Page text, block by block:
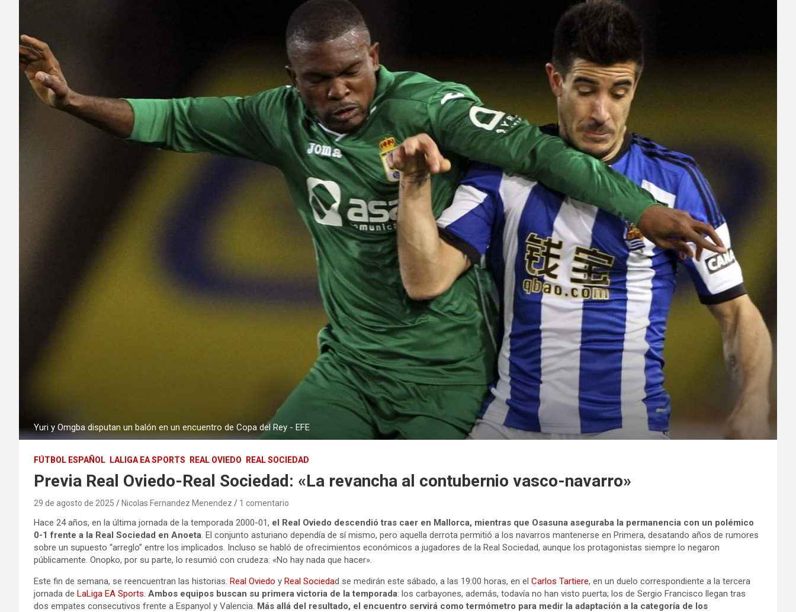
Yuri y Omgba disputan un balón en un encuentro de Copa del Rey - EFE
FÚTBOL ESPAÑOL LALIGA EA SPORTS REAL OVIEDO REAL SOCIEDAD
Previa Real Oviedo-Real Sociedad: «La revancha al contubernio vasco-navarro»
29 de agosto de 2025 Nicolas Fernandez Menendez 1 comentario
Hace 24 años, en la última jornada de la temporada 2000-01, el Real Oviedo descendió tras caer en Mallorca, mientras que Osasuna aseguraba la permanencia con un polémico
0-1 frente a la Real Sociedad en Anoeta. El conjunto asturiano dependía de sí mismo, pero aquella derrota permitió a los navarros mantenerse en Primera, desatando años de rumores
sobre un supuesto “arreglo” entre los implicados. Incluso se habló de ofrecimientos económicos a jugadores de la Real Sociedad, aunque los protagonistas siempre lo negaron
públicamente. Onopko, por su parte, lo resumió con crudeza: «No hay nada que hacer».
Este fin de semana, se reencuentran las historias. Real Oviedo y Real Sociedad se medirán este sábado, a las 19:00 horas, en el Carlos Tartiere, en un duelo correspondiente a la tercera
jornada de LaLiga EA Sports. Ambos equipos buscan su primera victoria de la temporada: los carbayones, además, todavía no han visto puerta; los de Sergio Francisco llegan tras
dos empates consecutivos frente a Espanyol y Valencia. Más allá del resultado, el encuentro servirá como termómetro para medir la adaptación a la categoría de los